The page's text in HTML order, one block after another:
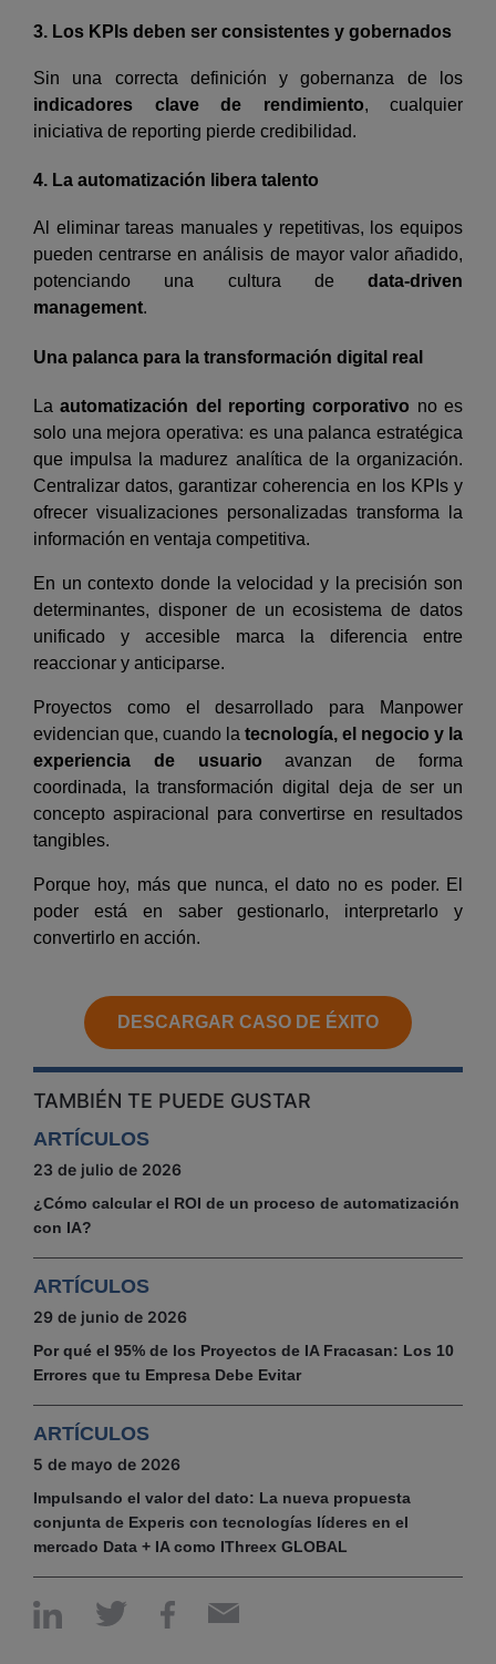
3. Los KPIs deben ser consistentes y gobernados
Sin una correcta definición y gobernanza de los
indicadores clave de rendimiento, cualquier
iniciativa de reporting pierde credibilidad.
4. La automatización libera talento
Al eliminar tareas manuales y repetitivas, los equipos
pueden centrarse en análisis de mayor valor añadido,
potenciando una cultura de data-driven
management.
Una palanca para la transformación digital real
Laautomatización del reporting corporativo no es
solo una mejora operativa: es una palanca estratégica
que impulsa la madurez analítica de la organización.
Centralizar datos, garantizar coherencia en los KPIs y
ofrecer visualizaciones personalizadas transforma la
información en ventaja competitiva.
En un contexto donde la velocidad y la precisión son
determinantes, disponer de un ecosistema de datos
unificado y accesible marca la diferencia entre
reaccionar y anticiparse.
Proyectos como el desarrollado para Manpower
evidencian que, cuando la tecnología, el negocio y la
experiencia de usuario avanzan de forma
coordinada, la transformación digital deja de ser un
concepto aspiracional para convertirse en resultados
tangibles.
Porque hoy, más que nunca, el dato no es poder. El
poder está en saber gestionarlo, interpretarlo y
convertirlo en acción.
DESCARGAR CASO DE ÉXITO
TAMBIÉN TE PUEDE GUSTAR
ARTÍCULOS
23 de julio de 2026
¿Cómo calcular el ROI de un proceso de automatización
con IA?
ARTÍCULOS
29 de junio de 2026
Por qué el 95% de los Proyectos de IA Fracasan: Los 10
Errores que tu Empresa Debe Evitar
ARTÍCULOS
5 de mayo de 2026
Impulsando el valor del dato: La nueva propuesta
conjunta de Experis con tecnologías líderes en el
mercado Data + IA como IThreex GLOBAL